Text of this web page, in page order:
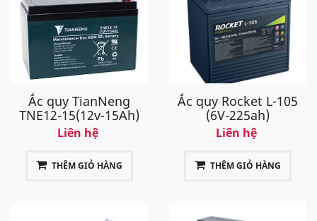
Ắc quy TianNeng
TNE12-15(12v-15Ah)
Liên hệ
THÊM GIỎ HÀNG
Ắc quy Rocket L-105
(6V-225ah)
Liên hệ
THÊM GIỎ HÀNG